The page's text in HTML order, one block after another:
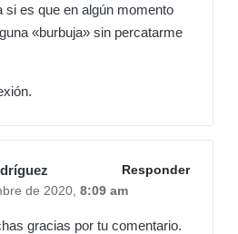
si es que en algún momento
«burbuja» sin percatarme
Responder
de 2020, 8:09 am
gracias por tu comentario.